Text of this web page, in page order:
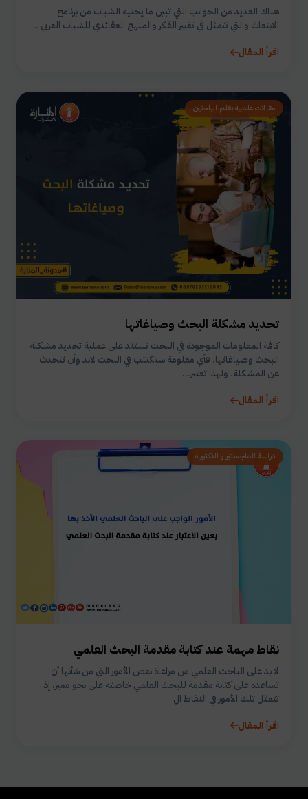
هناك العديد من الجوانب التي تبين ما يجنيه الشباب من برنامج
الابتعاث والتي تتمثل في تغيير الفكر والمنهج العقائدي للشباب العربي ..
اقرأ المقال
مقالات علمية بقلم الباحثين
تحديد مشكلة البحث وصياغاتها
كافة المعلومات الموجودة في البحث تستند على عملية تحديد مشكلة
البحث وصياغاتها. فأي معلومة ستكتتب في البحث لابد وأن تتحدث
عن المشكلة. ولهذا تعتبر...
اقرأ المقال
دراسة الماجستير و الدكتوراة
نقاط مهمة عند كتابة مقدمة البحث العلمي
لا بد على الباحث العلمي من مراعاة بعض الأمور التي من شأنها أن
تساعده على كتابة مقدمة للبحث العلمي خاصته على نحو مميز، إذ
تتمثل تلك الأمور في النقاط ال
اقرأ المقال